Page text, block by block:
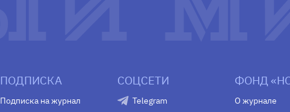
ПОДПИСКА
Подписка на журнал
СОЦСЕТИ
Telegram
ФОНД
О журнале